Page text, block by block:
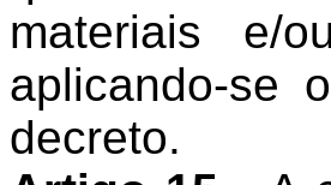
materiais e/
aplicando-se
decreto.